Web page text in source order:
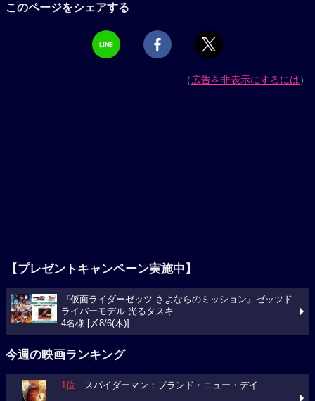
このページをシェアする
（広告を非表示にするには）
【プレゼントキャンペーン実施中】
『仮面ライダーゼッツ さよならのミッション』ゼッツド
ライバーモデル 光るタスキ
4名様 [〆8/6(木)]
今週の映画ランキング
1位 スパイダーマン：ブランド・ニュー・デイ